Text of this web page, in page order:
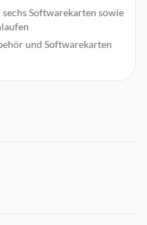
Softwarekarten sowie
und Softwarekarten